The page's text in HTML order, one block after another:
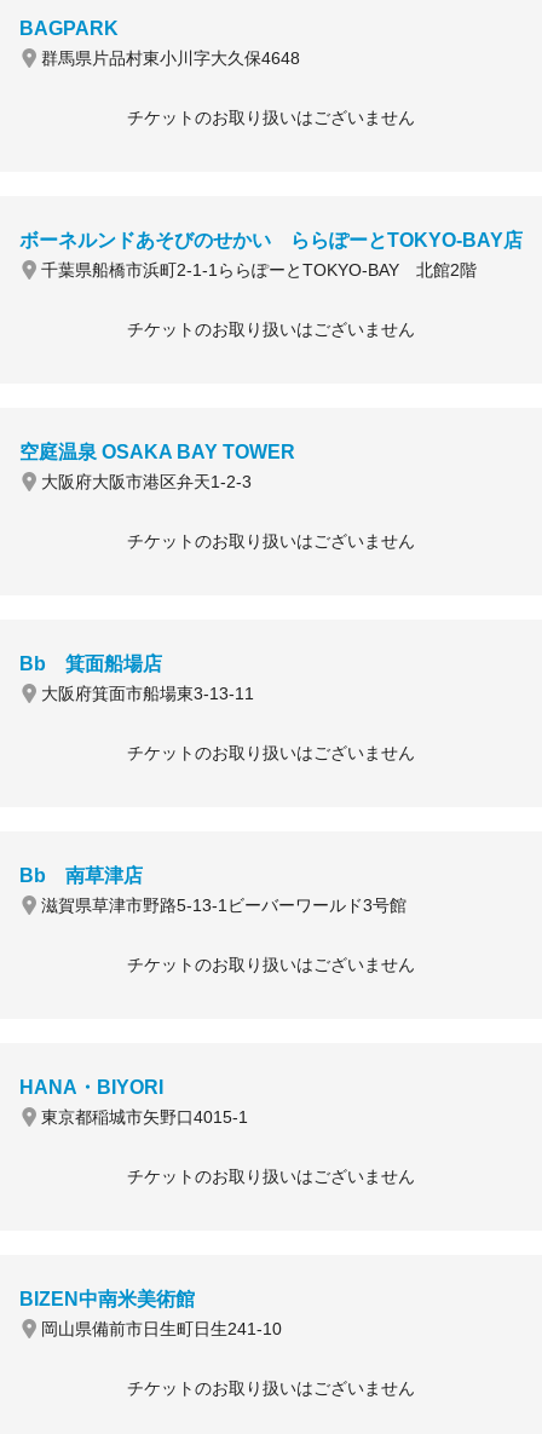
BAGPARK
群馬県片品村東小川字大久保4648
チケットのお取り扱いはございません
ボーネルンドあそびのせかい ららぽーとTOKYO-BAY店
千葉県船橋市浜町2-1-1ららぽーとTOKYO-BAY 北館2階
チケットのお取り扱いはございません
空庭温泉 OSAKA BAY TOWER
大阪府大阪市港区弁天1-2-3
チケットのお取り扱いはございません
Bb 箕面船場店
大阪府箕面市船場東3-13-11
チケットのお取り扱いはございません
Bb 南草津店
滋賀県草津市野路5-13-1ビーバーワールド3号館
チケットのお取り扱いはございません
HANA・BIYORI
東京都稲城市矢野口4015-1
チケットのお取り扱いはございません
BIZEN中南米美術館
岡山県備前市日生町日生241-10
チケットのお取り扱いはございません